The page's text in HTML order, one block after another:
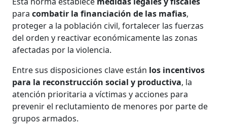
para combatir la financiación de las mafias,
proteger a la población civil, fortalecer las fuerzas
del orden y reactivar económicamente las zonas
afectadas por la violencia.
Entre sus disposiciones clave están los incentivos
para la reconstrucción social y productiva, la
atención prioritaria a víctimas y acciones para
prevenir el reclutamiento de menores por parte de
grupos armados.